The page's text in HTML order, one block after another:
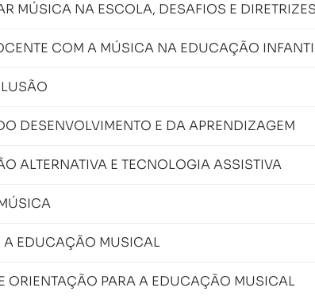
MÚSICA NA ESCOLA, DESAFIOS E
COM A MÚSICA NA EDUCAÇÃO
DESENVOLVIMENTO E DA APRENDIZAGEM
ALTERNATIVA E TECNOLOGIA ASSISTIVA
EDUCAÇÃO MUSICAL
ORIENTAÇÃO PARA A EDUCAÇÃO MUSICAL